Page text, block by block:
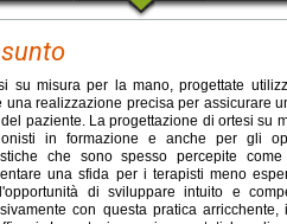
su misura per la mano, progettate
una realizzazione precisa per assicurare
paziente. La progettazione di ortesi su
in formazione e anche per gli
che sono spesso percepite
una sfida per i terapisti meno
di sviluppare intuito e
con questa pratica